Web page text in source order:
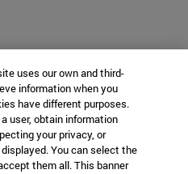
uses our own and third-
information when you
have different purposes.
user, obtain information
your privacy, or
You can select the
them all. This banner